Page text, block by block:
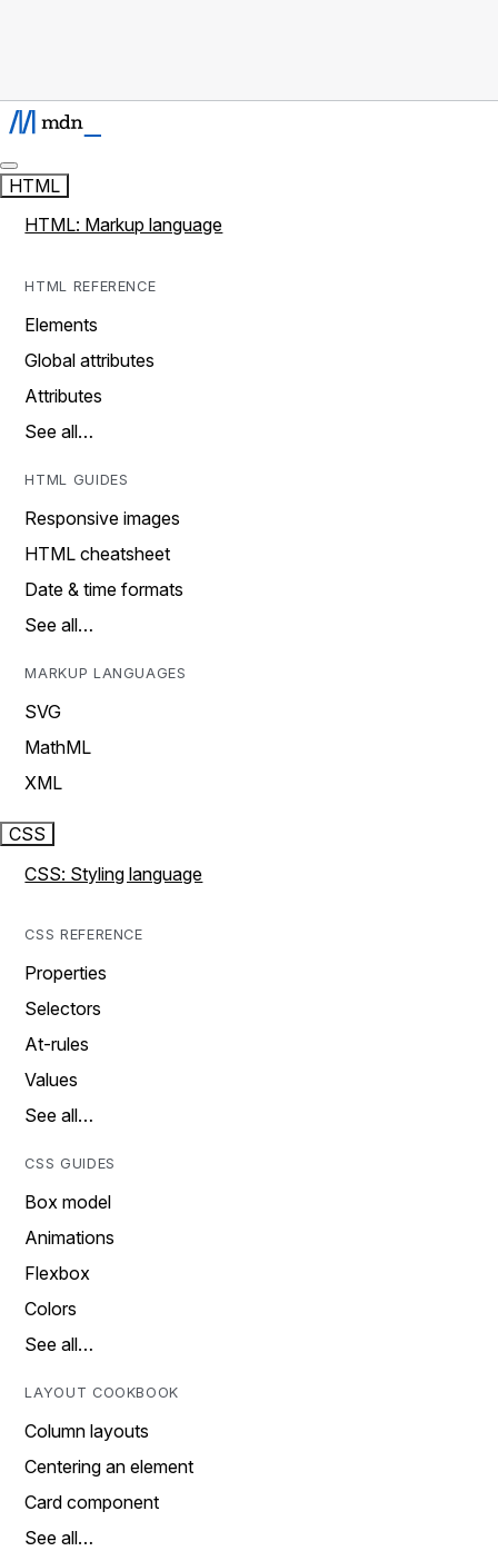
HTML
HTML: Markup language
HTML REFERENCE
Elements
Global attributes
Attributes
See all…
HTML GUIDES
Responsive images
HTML cheatsheet
Date & time formats
See all…
MARKUP LANGUAGES
SVG
MathML
XML
CSS
CSS: Styling language
CSS REFERENCE
Properties
Selectors
At-rules
Values
See all…
CSS GUIDES
Box model
Animations
Flexbox
Colors
See all…
LAYOUT COOKBOOK
Column layouts
Centering an element
Card component
See all…